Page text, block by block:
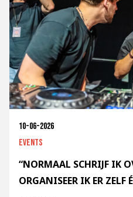
10-06-2026
Events
“NORMAAL SCHRIJF IK
ORGANISEER IK ER ZELF